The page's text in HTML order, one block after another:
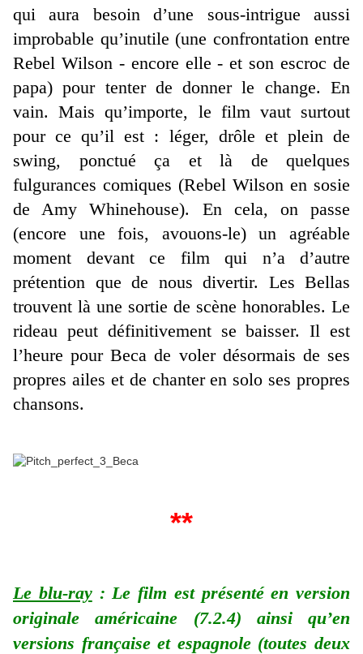
qui aura besoin d’une sous-intrigue aussi
improbable qu’inutile (une confrontation entre
Rebel Wilson - encore elle - et son escroc de
papa) pour tenter de donner le change. En
vain. Mais qu’importe, le film vaut surtout
pour ce qu’il est : léger, drôle et plein de
swing, ponctué ça et là de quelques
fulgurances comiques (Rebel Wilson en sosie
de Amy Whinehouse). En cela, on passe
(encore une fois, avouons-le) un agréable
moment devant ce film qui n’a d’autre
prétention que de nous divertir. Les Bellas
trouvent là une sortie de scène honorables. Le
rideau peut définitivement se baisser. Il est
l’heure pour Beca de voler désormais de ses
propres ailes et de chanter en solo ses propres
chansons.
**
Le blu-ray: Le film est présenté en version
originale américaine (7.2.4) ainsi qu’en
versions française et espagnole (toutes deux